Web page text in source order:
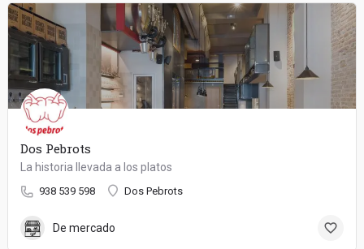
Dos Pebrots
La historia llevada a los platos
938 539 598 Dos Pebrots
De mercado